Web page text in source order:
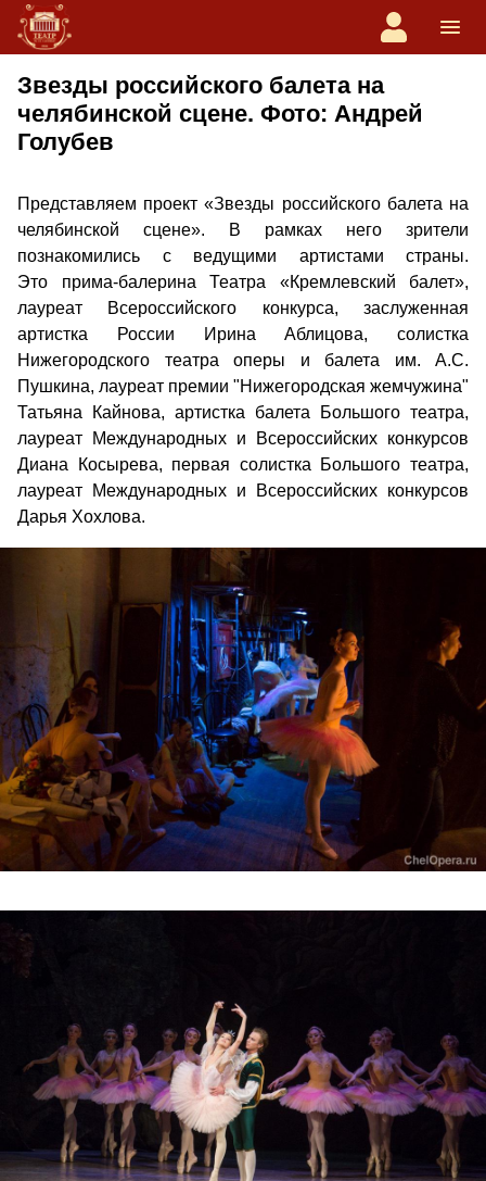
Звезды российского балета на
челябинской сцене. Фото: Андрей
Голубев
Представляем проект «Звезды российского балета на
челябинской сцене». В рамках него зрители
познакомились с ведущими артистами страны.
Это прима-балерина Театра «Кремлевский балет»,
лауреат Всероссийского конкурса, заслуженная
артистка России Ирина Аблицова, солистка
Нижегородского театра оперы и балета им. А.С.
Пушкина, лауреат премии "Нижегородская жемчужина"
Татьяна Кайнова, артистка балета Большого театра,
лауреат Международных и Всероссийских конкурсов
Диана Косырева, первая солистка Большого театра,
лауреат Международных и Всероссийских конкурсов
Дарья Хохлова.